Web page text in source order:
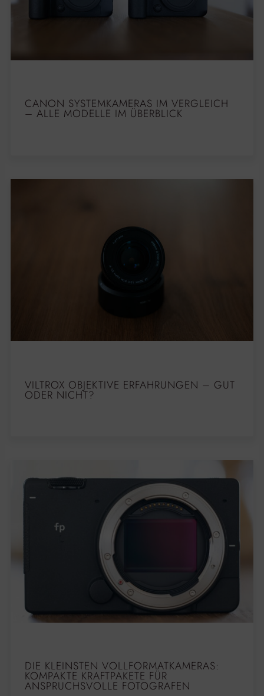
CANON SYSTEMKAMERAS IM VERGLEICH
– ALLE MODELLE IM ÜBERBLICK
VILTROX OBJEKTIVE ERFAHRUNGEN – GUT
ODER NICHT?
DIE KLEINSTEN VOLLFORMATKAMERAS:
KOMPAKTE KRAFTPAKETE FÜR
ANSPRUCHSVOLLE FOTOGRAFEN